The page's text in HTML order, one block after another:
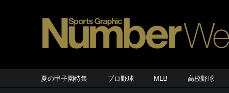
夏の甲子園特集 プロ野球 MLB 高校野球